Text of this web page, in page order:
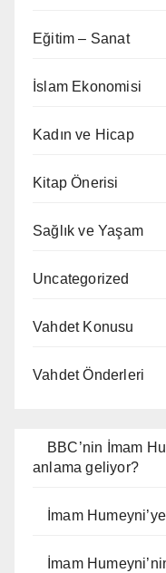
Eğitim – Sanat
İslam Ekonomisi
Kadın ve Hicap
Kitap Önerisi
Sağlık ve Yaşam
Uncategorized
Vahdet Konusu
Vahdet Önderleri
BBC’nin İmam
anlama geliyor?
İmam
İmam